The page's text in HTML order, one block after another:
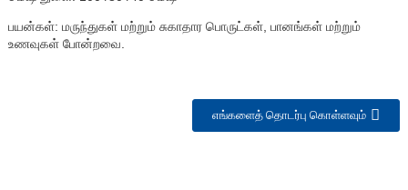
பயன்கள்: மருந்துகள் மற்றும் சுகாதார பொருட்கள், பானங்கள் மற்றும்
உணவுகள் போன்றவை.
எங்களைத் தொடர்பு கொள்ளவும்